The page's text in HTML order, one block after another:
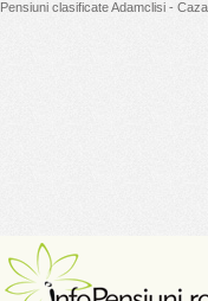
Pensiuni clasificate Adamclisi -